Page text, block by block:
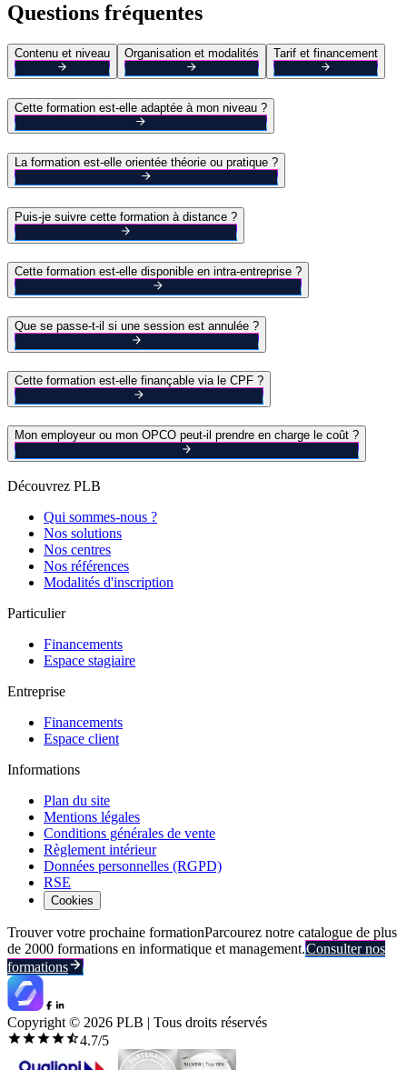
Questions fréquentes
Contenu et niveau Organisation et modalités Tarif et financement
Cette formation est-elle adaptée à mon niveau ?
La formation est-elle orientée théorie ou pratique ?
Puis-je suivre cette formation à distance ?
Cette formation est-elle disponible en intra-entreprise ?
Que se passe-t-il si une session est annulée ?
Cette formation est-elle finançable via le CPF ?
Mon employeur ou mon OPCO peut-il prendre en charge le coût ?
Découvrez PLB
Qui sommes-nous ?
Nos solutions
Nos centres
Nos références
Modalités d'inscription
Particulier
Financements
Espace stagiaire
Entreprise
Financements
Espace client
Informations
Plan du site
Mentions légales
Conditions générales de vente
Règlement intérieur
Données personnelles (RGPD)
RSE
Cookies
Trouver votre prochaine formationParcourez notre catalogue de plus
de 2000 formations en informatique et management.Consulter nos
formations
Copyright © 2026 PLB | Tous droits réservés
4.7/5